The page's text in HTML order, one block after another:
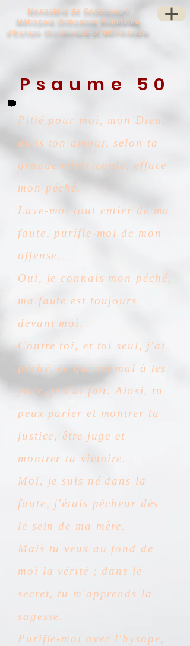
Monastère de Godoncourt
Métropole Orthodoxe Roumaine
d'Europe Occidentale et Méridionale
Psaume 50
Pitié pour moi, mon Dieu,
dans ton amour, selon ta
grande miséricorde, efface
mon péché.
Lave-moi tout entier de ma
faute, purifie-moi de mon
offense.
Oui, je connais mon péché,
ma faute est toujours
devant moi.
Contre toi, et toi seul, j'ai
péché, ce qui est mal à tes
yeux, je l'ai fait. Ainsi, tu
peux parler et montrer ta
justice, être juge et
montrer ta victoire.
Moi, je suis né dans la
faute, j'étais pécheur dès
le sein de ma mère.
Mais tu veux au fond de
moi la vérité ; dans le
secret, tu m'apprends la
sagesse.
Purifie-moi avec l'hysope,